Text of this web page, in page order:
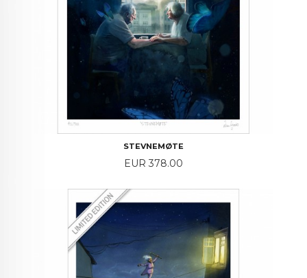
STEVNEMØTE
Price
EUR 378.00